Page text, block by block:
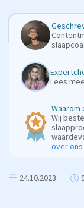
Lees
Waarom
Wij
over ons
24.10.2023